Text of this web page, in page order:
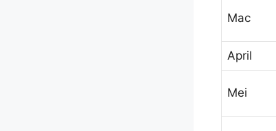
Mac
April
Mei